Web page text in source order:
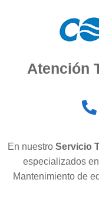
Atención
En nuestro Servicio
especializados
Mantenimiento de